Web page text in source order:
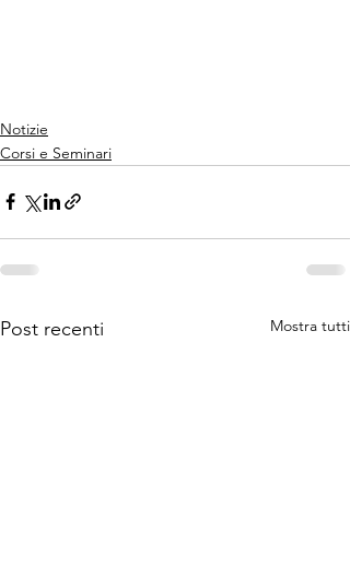
Notizie
Corsi e Seminari
Post recenti Mostra tutti